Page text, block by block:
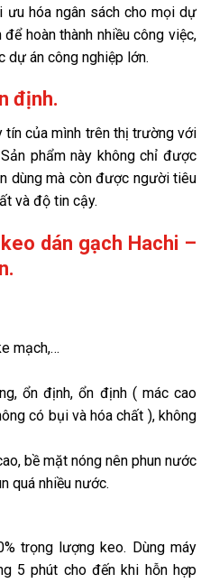
hóa ngân sách cho mọi dự
hoàn thành nhiều công việc,
dự án công nghiệp lớn.
định.
tín của mình trên thị trường với
phẩm này không chỉ được
dùng mà còn được người tiêu
và độ tin cậy.
dán gạch Hachi –
mạch,…
ổn định, ổn định ( mác cao
có bụi và hóa chất ), không
bề mặt nóng nên phun nước
quá nhiều nước.
trọng lượng keo. Dùng máy
5 phút cho đến khi hỗn hợp